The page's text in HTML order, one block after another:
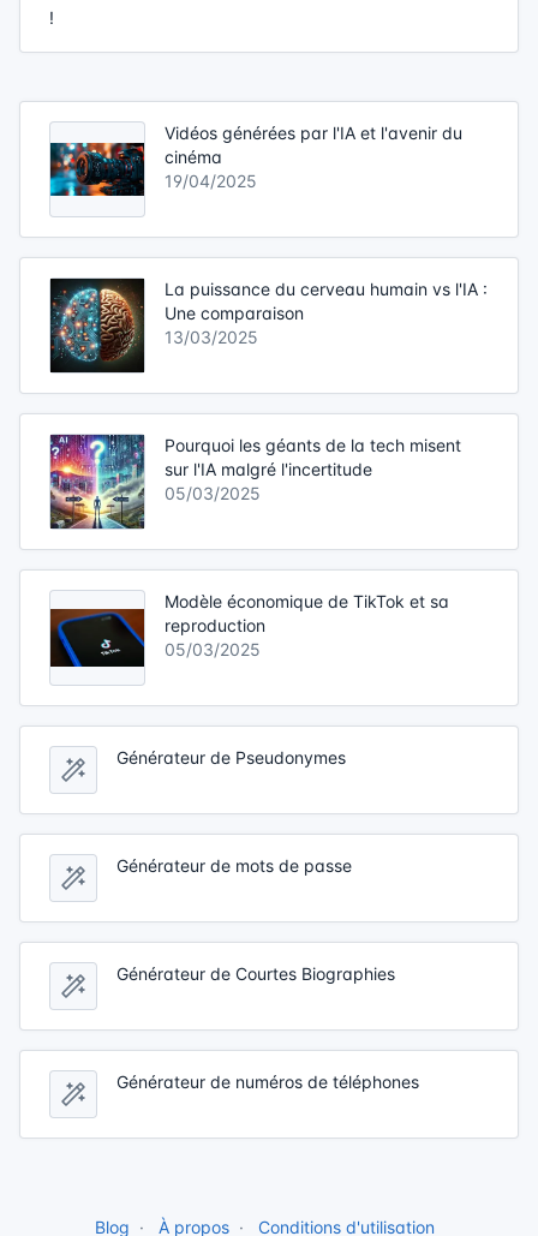
!
Vidéos générées par l'IA et l'avenir du
cinéma
19/04/2025
La puissance du cerveau humain vs l'IA :
Une comparaison
13/03/2025
Pourquoi les géants de la tech misent
sur l'IA malgré l'incertitude
05/03/2025
Modèle économique de TikTok et sa
reproduction
05/03/2025
Générateur de Pseudonymes
Générateur de mots de passe
Générateur de Courtes Biographies
Générateur de numéros de téléphones
Blog À propos Conditions d'utilisation